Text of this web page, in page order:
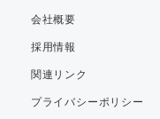
会社概要
採用情報
関連リンク
プライバシーポリシー